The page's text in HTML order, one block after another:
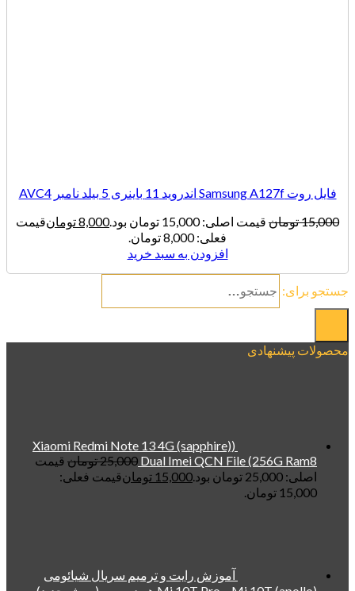
فایل روت Samsung A127f اندروید 11 باینری 5 بیلد نامبر AVC4
15,000تومانقیمت اصلی: 15,000 تومان بود. 8,000 تومانقیمت
فعلی: 8,000 تومان.
افزودن به سبد خرید
جستجو برای:
محصولات پیشنهادی
(Xiaomi Redmi Note 13 4G (sapphire)
Dual Imei QCN File (256G Ram8
25,000تومانقیمت
اصلی: 25,000 تومان بود.
15,000 تومانقیمت فعلی:
15,000 تومان.
آموزش رایت و ترمیم سریال شیائومی